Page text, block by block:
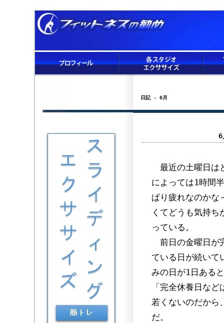
日記 - 6月
最近の土曜日は
によっては1時間
ぱり疲れなのかな
くてどうも気持
っている。
前日の金曜日が
ている日が続いて
みの日が1日ある
「完全休養日な
若くないのだから
だ。